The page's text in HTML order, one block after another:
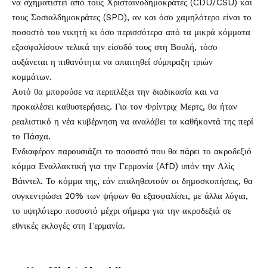
να σχηματιστεί από τους Χρισταινοδημοκράτες (CDU/CSU) και
τους Σοσιαλδημοκράτες (SPD), αν και όσο χαμηλότερο είναι το
ποσοστό του νικητή κι όσο περισσότερα από τα μικρά κόμματα
εξασφαλίσουν τελικά την είσοδό τους στη Βουλή, τόσο
αυξάνεται η πιθανότητα να απαιτηθεί σύμπραξη τριών
κομμάτων.
Αυτό θα μπορούσε να περιπλέξει την διαδικασία και να
προκαλέσει καθυστερήσεις. Για τον Φρίντριχ Μερτς, θα ήταν
ρεαλιστικό η νέα κυβέρνηση να αναλάβει τα καθήκοντά της περί
το Πάσχα.
Ενδιαφέρον παρουσιάζει το ποσοστό που θα πάρει το ακροδεξιό
κόμμα Εναλλακτική για την Γερμανία (AfD) υπόν την Αλίς
Βάιντελ. Το κόμμα της, εάν επαληθευτούν οι δημοσκοπήσεις, θα
συγκεντρώσει 20% των ψήφων θα εξασφαλίσει, με άλλα λόγια,
το υψηλότερο ποσοστό μέχρι σήμερα για την ακροδεξιά σε
εθνικές εκλογές στη Γερμανία.